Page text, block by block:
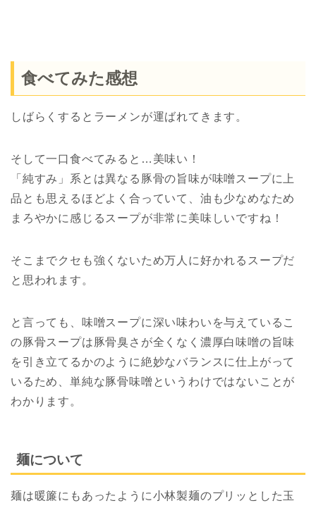
食べてみた感想
しばらくするとラーメンが運ばれてきます。
そして一口食べてみると…美味い！
「純すみ」系とは異なる豚骨の旨味が味噌スープに上
品とも思えるほどよく合っていて、油も少なめなため
まろやかに感じるスープが非常に美味しいですね！
そこまでクセも強くないため万人に好かれるスープだ
と思われます。
と言っても、味噌スープに深い味わいを与えているこ
の豚骨スープは豚骨臭さが全くなく濃厚白味噌の旨味
を引き立てるかのように絶妙なバランスに仕上がって
いるため、単純な豚骨味噌というわけではないことが
わかります。
麺について
麺は暖簾にもあったように小林製麺のプリッとした玉